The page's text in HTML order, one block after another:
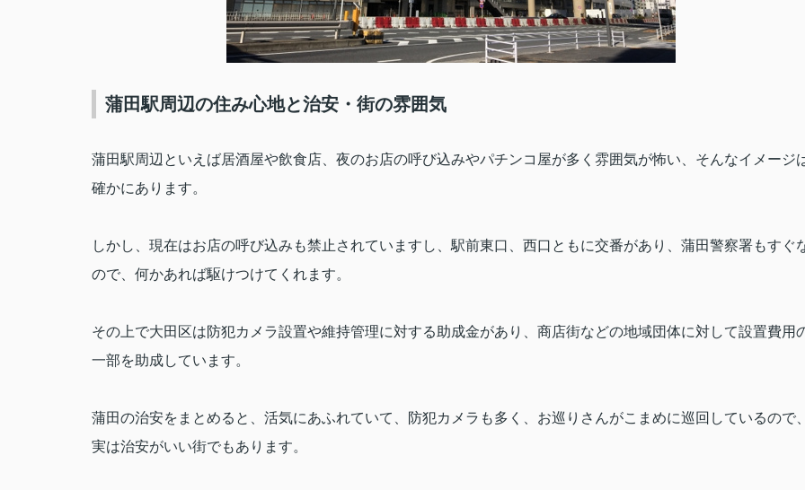
蒲田駅周辺の住み心地と治安・街の雰囲気
蒲田駅周辺といえば居酒屋や飲食店、夜のお店の呼び込みやパチンコ屋が多く雰囲気が怖い、そんなイメージ
確かにあります。
しかし、現在はお店の呼び込みも禁止されていますし、駅前東口、西口ともに交番があり、蒲田警察署もすぐ
ので、何かあれば駆けつけてくれます。
その上で大田区は防犯カメラ設置や維持管理に対する助成金があり、商店街などの地域団体に対して設置費用
一部を助成しています。
蒲田の治安をまとめると、活気にあふれていて、防犯カメラも多く、お巡りさんがこまめに巡回しているので
実は治安がいい街でもあります。